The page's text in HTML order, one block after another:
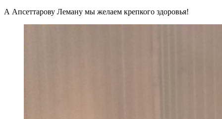
А Апсеттарову Леману мы желаем крепкого здоровья!